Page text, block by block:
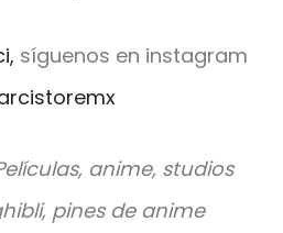
síguenos en instagram
anime, studios
pines de anime